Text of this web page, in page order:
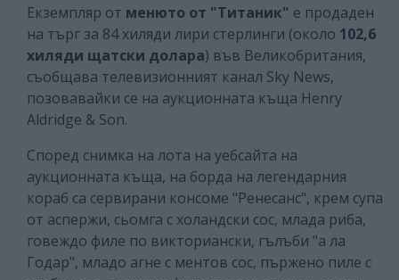
Екземпляр от менюто от "Титаник" е продаден
на търг за 84 хиляди лири стерлинги (около 102,6
хиляди щатски долара) във Великобритания,
съобщава телевизионният канал Sky News,
позовавайки се на аукционната къща Henry
Aldridge & Son.
Според снимка на лота на уебсайта на
аукционната къща, на борда на легендарния
кораб са сервирани консоме "Ренесанс", крем супа
от аспержи, сьомга с холандски сос, млада риба,
говеждо филе по викториански, гълъби "а ла
Годар", младо агне с ментов сос, пържено пиле с